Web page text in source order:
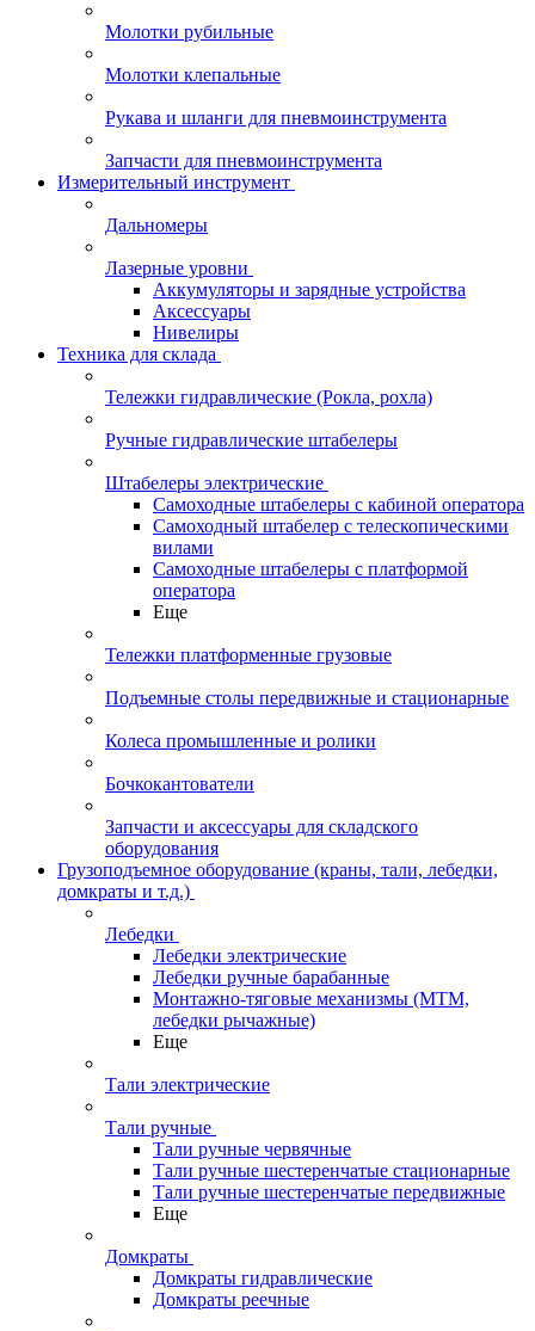
Молотки рубильные
Молотки клепальные
Рукава и шланги для пневмоинструмента
Запчасти для пневмоинструмента
Измерительный инструмент
Дальномеры
Лазерные уровни
Аккумуляторы и зарядные устройства
Аксессуары
Нивелиры
Техника для склада
Тележки гидравлические (Рокла, рохла)
Ручные гидравлические штабелеры
Штабелеры электрические
Самоходные штабелеры с кабиной оператора
Самоходный штабелер с телескопическими
вилами
Самоходные штабелеры с платформой
оператора
Еще
Тележки платформенные грузовые
Подъемные столы передвижные и стационарные
Колеса промышленные и ролики
Бочкокантователи
Запчасти и аксессуары для складского
оборудования
Грузоподъемное оборудование (краны, тали, лебедки,
домкраты и т.д.)
Лебедки
Лебедки электрические
Лебедки ручные барабанные
Монтажно-тяговые механизмы (МТМ,
лебедки рычажные)
Еще
Тали электрические
Тали ручные
Тали ручные червячные
Тали ручные шестеренчатые стационарные
Тали ручные шестеренчатые передвижные
Еще
Домкраты
Домкраты гидравлические
Домкраты реечные